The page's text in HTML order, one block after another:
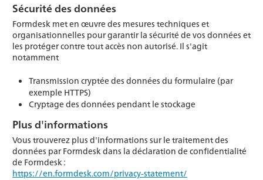
Sécurité des données
Formdesk met en œuvre des mesures techniques et
organisationnelles pour garantir la sécurité de vos données et
les protéger contre tout accès non autorisé. Il s'agit
notamment
Transmission cryptée des données du formulaire (par
exemple HTTPS)
Cryptage des données pendant le stockage
Plus d'informations
Vous trouverez plus d'informations sur le traitement des
données par Formdesk dans la déclaration de confidentialité
de Formdesk :
https://en.formdesk.com/privacy-statement/